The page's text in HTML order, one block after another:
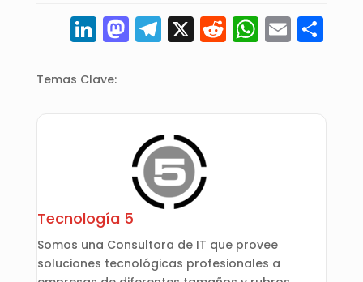
LinkedIn
Mastodon
Telegram
X RedditEmail
Temas Clave:
Tecnología 5
Somos una Consultora de IT que provee
soluciones tecnológicas profesionales a